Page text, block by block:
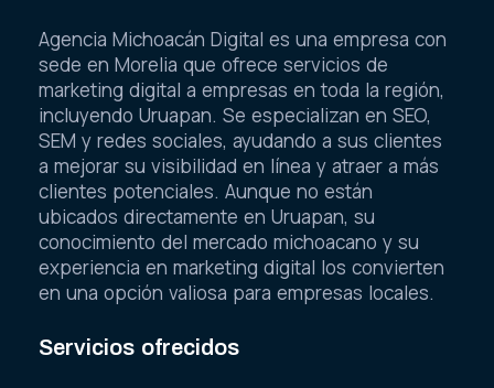
Agencia Michoacán Digital es una empresa con
sede en Morelia que ofrece servicios de
marketing digital a empresas en toda la región,
incluyendo Uruapan. Se especializan en SEO,
SEM y redes sociales, ayudando a sus clientes
a mejorar su visibilidad en línea y atraer a más
clientes potenciales. Aunque no están
ubicados directamente en Uruapan, su
conocimiento del mercado michoacano y su
experiencia en marketing digital los convierten
en una opción valiosa para empresas locales.
Servicios ofrecidos